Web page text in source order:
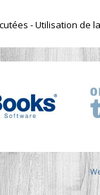
- Utilisation de la